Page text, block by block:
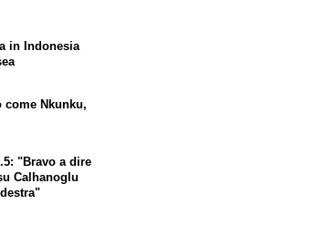
in Indonesia
Nkunku,
"Bravo a dire
Calhanoglu